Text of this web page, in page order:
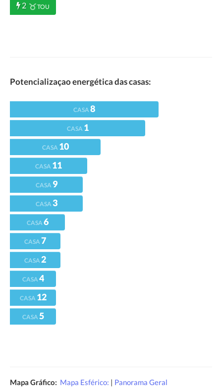
2 TOU
Potencializaçao energética das casas:
CASA8
CASA 1
CASA 10
CASA 11
CASA 9
CASA 3
CASA6
CASA7
CASA2
CASA4
CASA 12
CASA5
Mapa Gráfico: Mapa Esférico: | Panorama Geral